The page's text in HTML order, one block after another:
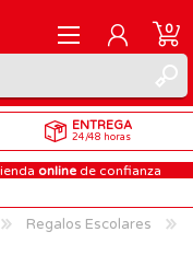
REGISTRARME
INICIAR SESIÓN
0
ENTREGA
24/48 horas
online de confianza
Regalos Escolares